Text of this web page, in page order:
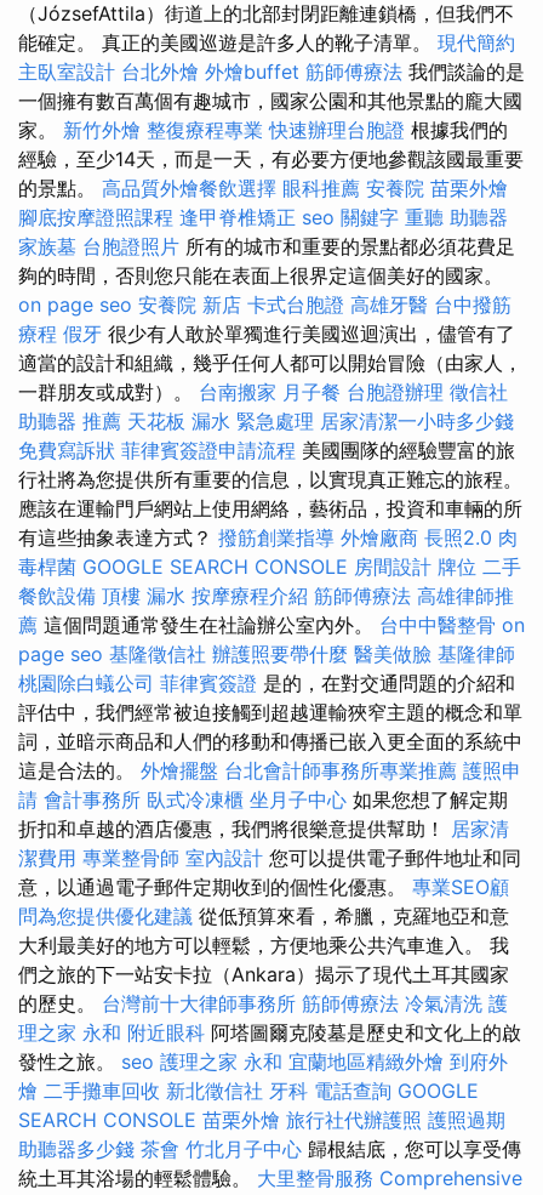
（JózsefAttila）街道上的北部封閉距離連鎖橋，但我們不
能確定。 真正的美國巡遊是許多人的靴子清單。 現代簡約
主臥室設計 台北外燴 外燴buffet 筋師傅療法 我們談論的是
一個擁有數百萬個有趣城市，國家公園和其他景點的龐大國
家。 新竹外燴 整復療程專業 快速辦理台胞證 根據我們的
經驗，至少14天，而是一天，有必要方便地參觀該國最重要
的景點。 高品質外燴餐飲選擇 眼科推薦 安養院 苗栗外燴
腳底按摩證照課程 逢甲脊椎矯正 seo 關鍵字 重聽 助聽器
家族墓 台胞證照片 所有的城市和重要的景點都必須花費足
夠的時間，否則您只能在表面上很界定這個美好的國家。
on page seo 安養院 新店 卡式台胞證 高雄牙醫 台中撥筋
療程 假牙 很少有人敢於單獨進行美國巡迴演出，儘管有了
適當的設計和組織，幾乎任何人都可以開始冒險（由家人，
一群朋友或成對）。 台南搬家 月子餐 台胞證辦理 徵信社
助聽器 推薦 天花板 漏水 緊急處理 居家清潔一小時多少錢
免費寫訴狀 菲律賓簽證申請流程 美國團隊的經驗豐富的旅
行社將為您提供所有重要的信息，以實現真正難忘的旅程。
應該在運輸門戶網站上使用網絡，藝術品，投資和車輛的所
有這些抽象表達方式？ 撥筋創業指導 外燴廠商 長照2.0 肉
毒桿菌 GOOGLE SEARCH CONSOLE 房間設計 牌位 二手
餐飲設備 頂樓 漏水 按摩療程介紹 筋師傅療法 高雄律師推
薦 這個問題通常發生在社論辦公室內外。 台中中醫整骨 on
page seo 基隆徵信社 辦護照要帶什麼 醫美做臉 基隆律師
桃園除白蟻公司 菲律賓簽證 是的，在對交通問題的介紹和
評估中，我們經常被迫接觸到超越運輸狹窄主題的概念和單
詞，並暗示商品和人們的移動和傳播已嵌入更全面的系統中
這是合法的。 外燴擺盤 台北會計師事務所專業推薦 護照申
請 會計事務所 臥式冷凍櫃 坐月子中心 如果您想了解定期
折扣和卓越的酒店優惠，我們將很樂意提供幫助！ 居家清
潔費用 專業整骨師 室內設計 您可以提供電子郵件地址和同
意，以通過電子郵件定期收到的個性化優惠。 專業SEO顧
問為您提供優化建議 從低預算來看，希臘，克羅地亞和意
大利最美好的地方可以輕鬆，方便地乘公共汽車進入。 我
們之旅的下一站安卡拉（Ankara）揭示了現代土耳其國家
的歷史。 台灣前十大律師事務所 筋師傅療法 冷氣清洗 護
理之家 永和 附近眼科 阿塔圖爾克陵墓是歷史和文化上的啟
發性之旅。 seo 護理之家 永和 宜蘭地區精緻外燴 到府外
燴 二手攤車回收 新北徵信社 牙科 電話查詢 GOOGLE
SEARCH CONSOLE 苗栗外燴 旅行社代辦護照 護照過期
助聽器多少錢 茶會 竹北月子中心 歸根結底，您可以享受傳
統土耳其浴場的輕鬆體驗。 大里整骨服務 Comprehensive